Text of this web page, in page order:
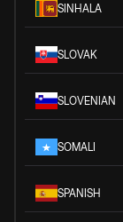
SINHALA
SLOVAK
SLOVENIAN
SOMALI
SPANISH